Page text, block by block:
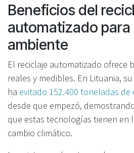
Beneficios del
automatizado para
ambiente
El reciclaje automatizado ofrece
reales y medibles. En Lituania,
ha evitado 152.400 toneladas de
desde que empezó,
que estas tecnologías tienen en
cambio climático.